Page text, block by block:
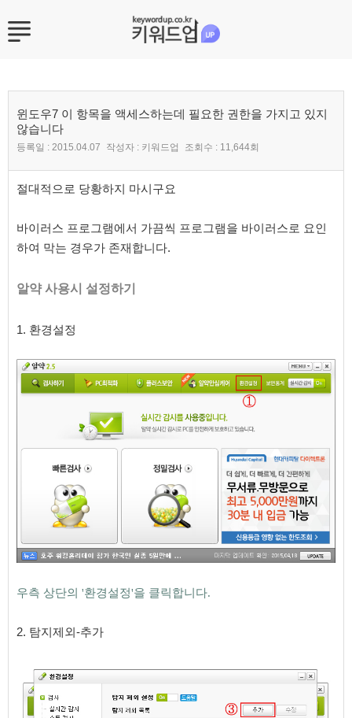
윈도우7 이 항목을 액세스하는데 필요한 권한을 가지고 있지
않습니다
등록일 : 2015.04.07 작성자 : 키워드업 조회수 : 11,644회
절대적으로 당황하지 마시구요
바이러스 프로그램에서 가끔씩 프로그램을 바이러스로 요인
하여 막는 경우가 존재합니다.
알약 사용시 설정하기
1. 환경설정
우측 상단의 '환경설정'을 클릭합니다.
2. 탐지제외-추가